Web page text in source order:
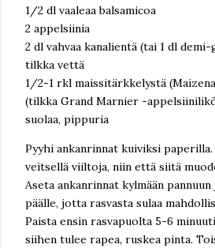
1/2 dl vaaleaa balsamicoa
2 appelsiinia
2 dl vahvaa kanalientä (tai 1 dl
tilkka vettä
1/2-1 rkl maissitärkkelystä
(tilkka Grand Marnier -
suolaa, pippuria
Pyyhi ankanrinnat kuiviksi
veitsellä viiltoja, niin että siitä
Aseta ankanrinnat kylmään
päälle, jotta rasvasta sulaa
Paista ensin rasvapuolta 5-6
siihen tulee rapea, ruskea pinta.